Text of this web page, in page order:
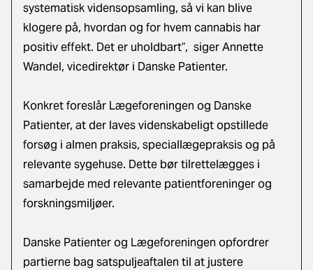
systematisk vidensopsamling, så vi kan blive
klogere på, hvordan og for hvem cannabis har
positiv effekt. Det er uholdbart”, siger Annette
Wandel, vicedirektør i Danske Patienter.
Konkret foreslår Lægeforeningen og Danske
Patienter, at der laves videnskabeligt opstillede
forsøg i almen praksis, speciallægepraksis og på
relevante sygehuse. Dette bør tilrettelægges i
samarbejde med relevante patientforeninger og
forskningsmiljøer.
Danske Patienter og Lægeforeningen opfordrer
partierne bag satspuljeaftalen til at justere